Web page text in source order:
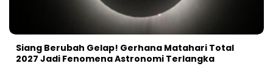
Siang Berubah Gelap! Gerhana Matahari Total
2027 Jadi Fenomena Astronomi Terlangka